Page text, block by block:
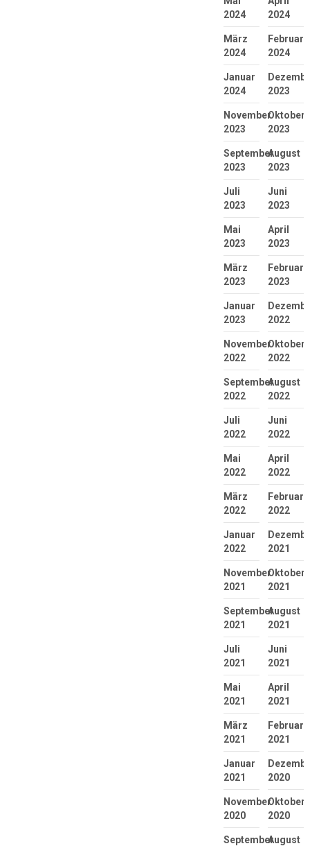
2024
2024
März
2024
Februar
2024
Januar
2024
2023
November
2023
Oktober
2023
September
2023
August
2023
Juli
2023
Juni
2023
Mai
2023
April
2023
März
2023
Februar
2023
Januar
2023
2022
November
2022
Oktober
2022
September
2022
August
2022
Juli
2022
Juni
2022
Mai
2022
April
2022
März
2022
Februar
2022
Januar
2022
2021
November
2021
Oktober
2021
September
2021
August
2021
Juli
2021
Juni
2021
Mai
2021
April
2021
März
2021
Februar
2021
Januar
2021
2020
November
2020
Oktober
2020
SeptemberAugust